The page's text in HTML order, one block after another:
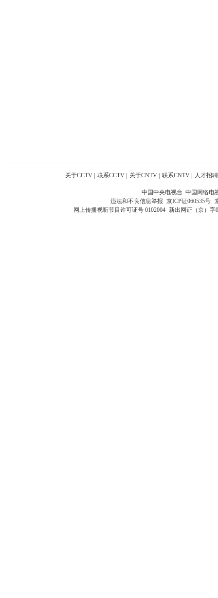
关于CCTV 联系CCTV 关于CNTV 联系CNTV 人才招聘
中国中央电视台 中国网络电
违法和不良信息举报 京ICP证060535号
网上传播视听节目许可证号 0102004 新出网证（京）